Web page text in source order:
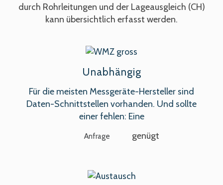
durch Rohrleitungen und der Lageausgleich (CH)
kann übersichtlich erfasst werden.
Unabhängig
Für die meisten Messgeräte-Hersteller sind
Daten-Schnittstellen vorhanden. Und sollte
einer fehlen: Eine
Anfrage genügt